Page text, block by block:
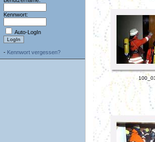
Kennwort:
Auto-LogIn
- Kennwort vergessen?